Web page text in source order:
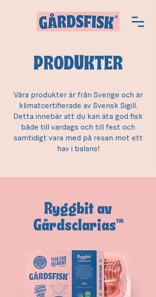
PRODUKTER
Våra produkter är från Sverige och är
klimatcertifierade av Svensk Sigill.
Detta innebär att du kan äta god fisk
både till vardags och till fest och
samtidigt vara med på resan mot ett
hav i balans!
Ryggbit av
Gårdsclarias™